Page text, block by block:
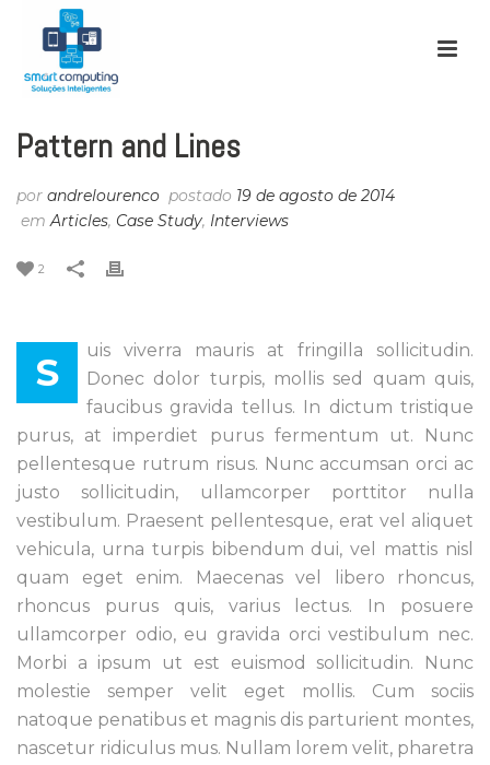
Pattern and Lines
por andrelourenco postado 19 de agosto de 2014
emArticles, Case Study, Interviews
2
S
uis viverra mauris at fringilla sollicitudin.
Donec dolor turpis, mollis sed quam quis,
faucibus gravida tellus. In dictum tristique
purus, at imperdiet purus fermentum ut. Nunc
pellentesque rutrum risus. Nunc accumsan orci ac
justo sollicitudin, ullamcorper porttitor nulla
vestibulum. Praesent pellentesque, erat vel aliquet
vehicula, urna turpis bibendum dui, vel mattis nisl
quam eget enim. Maecenas vel libero rhoncus,
rhoncus purus quis, varius lectus. In posuere
ullamcorper odio, eu gravida orci vestibulum nec.
Morbi a ipsum ut est euismod sollicitudin. Nunc
molestie semper velit eget mollis. Cum sociis
natoque penatibus et magnis dis parturient montes,
nascetur ridiculus mus. Nullam lorem velit, pharetra